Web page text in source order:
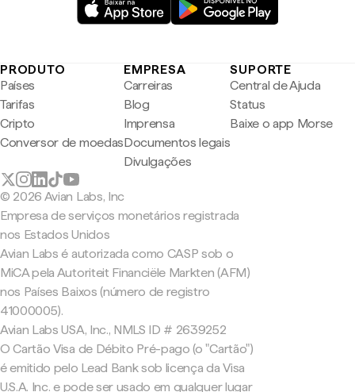
PRODUTO
Países
Tarifas
Cripto
Conversor de moedas
EMPRESA
Carreiras
Blog
Imprensa
Documentos legais
Divulgações
SUPORTE
Central de Ajuda
Status
Baixe o app Morse
© 2026 Avian Labs, Inc
Empresa de serviços monetários registrada
nos Estados Unidos
Avian Labs é autorizada como CASP sob o
MiCA pela Autoriteit Financiële Markten (AFM)
nos Países Baixos (número de registro
41000005).
Avian Labs USA, Inc., NMLS ID # 2639252
O Cartão Visa de Débito Pré-pago (o "Cartão")
é emitido pelo Lead Bank sob licença da Visa
U.S.A. Inc. e pode ser usado em qualquer lugar